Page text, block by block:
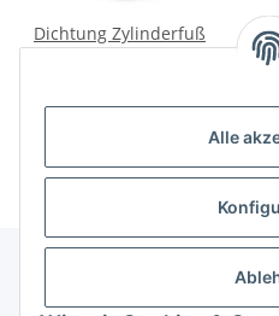
Alle
Dichtung Zylinderfuß